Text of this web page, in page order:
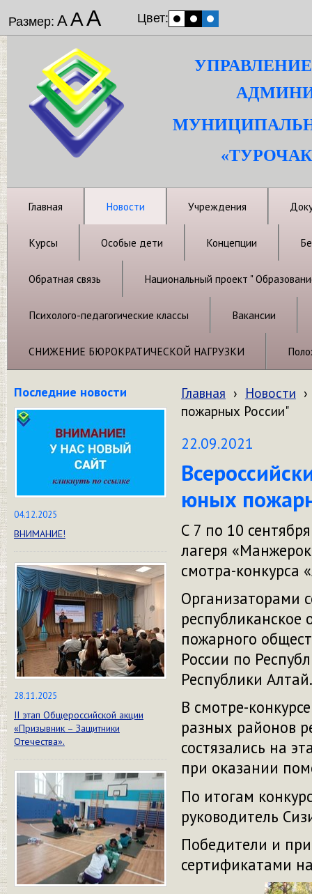
Размер: ААА Цвет:
Главная Новости Учреждения
Курсы Особые дети Концепции
Обратная связь Национальный проект "
Психолого-педагогические классы Вакансии
СНИЖЕНИЕ БЮРОКРАТИЧЕСКОЙ НАГРУЗКИ
Последние новости
04.12.2025
ВНИМАНИЕ!
28.11.2025
II этап Общероссийской акции
«Призывник – Защитники
Отечества».
Главная › Новости ›
пожарных России"
22.09.2021
юных
С 7 по 10
лагеря
смотра-
Организаторами
республиканское
пожарного
России по
Республики Алтай.
В смотре-
разных районов
состязались на
при оказании
По итогам
руководитель
Победители и
сертификатами